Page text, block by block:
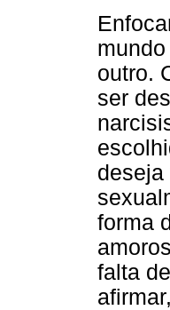
outro.
ser
deseja
forma
falta